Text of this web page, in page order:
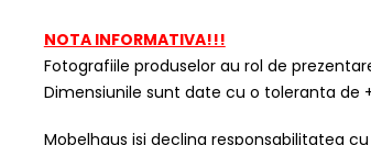
NOTA INFORMATIVA!!!
Fotografiile produselor au rol de
Dimensiunile sunt date cu o toleranta de
Mobelhaus isi declina responsabilitatea